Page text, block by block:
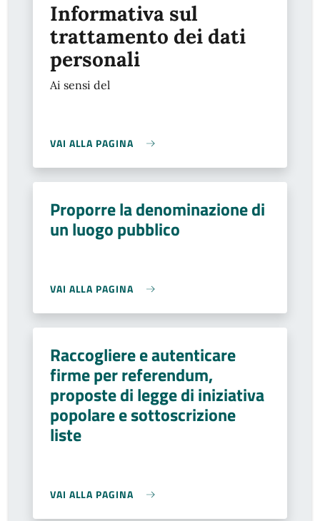
Informativa sul
trattamento dei dati
personali
Ai sensi del
VAI ALLA PAGINA
Proporre la denominazione di
un luogo pubblico
VAI ALLA PAGINA
Raccogliere e autenticare
firme per referendum,
proposte di legge di iniziativa
popolare e sottoscrizione
liste
VAI ALLA PAGINA